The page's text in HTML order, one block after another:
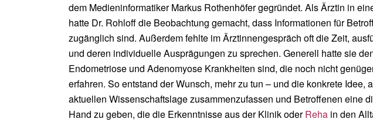
dem Medieninformatiker Markus Rothenhöfer gegründet. Als Ärztin in
hatte Dr. Rohloff die Beobachtung gemacht, dass Informationen für
zugänglich sind. Außerdem fehlte im Ärztinnengespräch oft die Zeit,
und deren individuelle Ausprägungen zu sprechen. Generell hatte sie
Endometriose und Adenomyose Krankheiten sind, die noch nicht
erfahren. So entstand der Wunsch, mehr zu tun – und die konkrete Idee,
aktuellen Wissenschaftslage zusammenzufassen und Betroffenen eine
Hand zu geben, die die Erkenntnisse aus der Klinik oderReha in den